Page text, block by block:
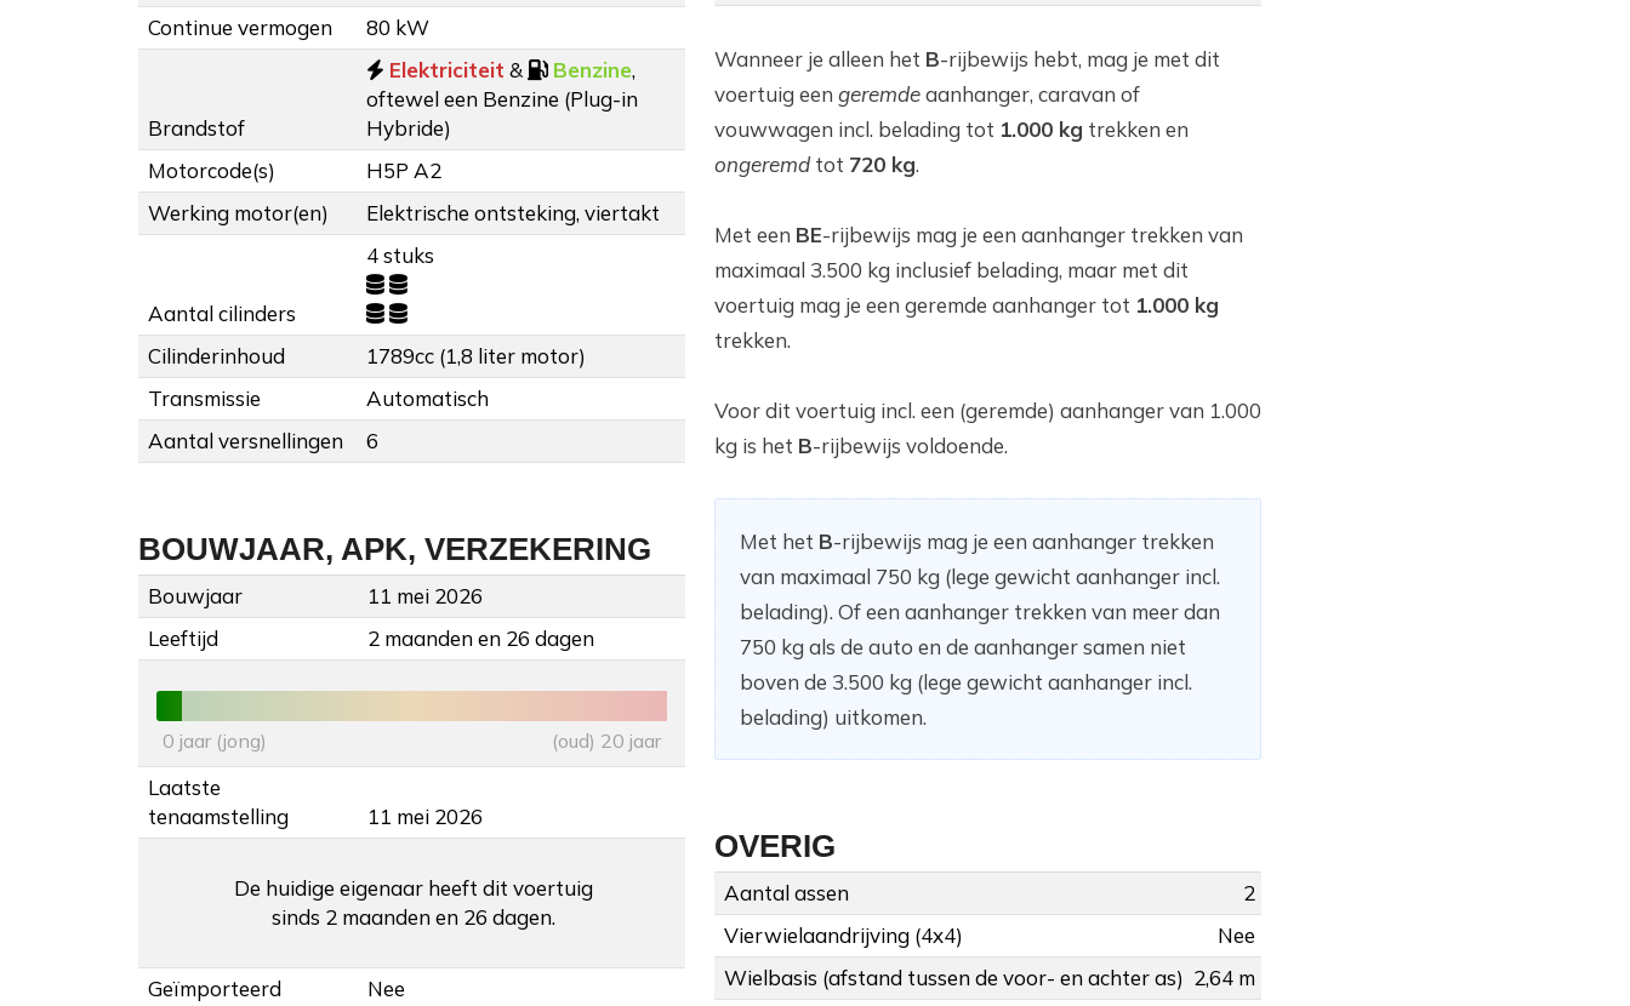
Continue vermogen
80 kW
Brandstof
Elektriciteit & Benzine,
oftewel een Benzine (Plug-in
Hybride)
Motorcode(s)
H5P A2
Werking motor(en)
Elektrische ontsteking, viertakt
Aantal cilinders
4 stuks
Cilinderinhoud
1789cc (1,8 liter motor)
Transmissie
Automatisch
Aantal versnellingen
6
BOUWJAAR, APK, VERZEKERING
Bouwjaar
11 mei 2026
Leeftijd
2 maanden en 26 dagen
0 jaar (jong) (oud) 20 jaar
Laatste
tenaamstelling
11 mei 2026
De huidige eigenaar heeft dit voertuig
sinds 2 maanden en 26 dagen.
Geïmporteerd
Nee
Wanneer je alleen het B-rijbewijs hebt, mag je met dit
voertuig een geremdeaanhanger, caravan of
vouwwagen incl. belading tot 1.000 kg trekken en
ongeremd tot 720 kg.
Met een BE-rijbewijs mag je een aanhanger trekken van
maximaal 3.500 kg inclusief belading, maar met dit
voertuig mag je een geremde aanhanger tot 1.000 kg
trekken.
Voor dit voertuig incl. een (geremde) aanhanger van 1.000
kg is het B-rijbewijs voldoende.
Met het B-rijbewijs mag je een aanhanger trekken
van maximaal 750 kg (lege gewicht aanhanger incl.
belading). Of een aanhanger trekken van meer dan
750 kg als de auto en de aanhanger samen niet
boven de 3.500 kg (lege gewicht aanhanger incl.
belading) uitkomen.
OVERIG
Aantal assen
2
Vierwielaandrijving (4x4)
Nee
Wielbasis (afstand tussen de voor- en achter as) 2,64 m